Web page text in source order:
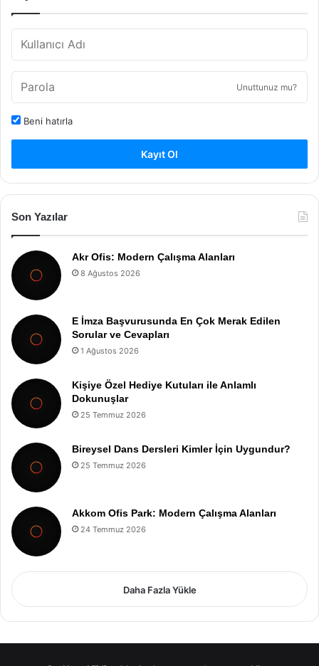
Unuttunuz mu?
Beni hatırla
Kayıt Ol
Son Yazılar
Akr Ofis: Modern Çalışma Alanları
8 Ağustos 2026
E İmza Başvurusunda En Çok Merak Edilen
Sorular ve Cevapları
1 Ağustos 2026
Kişiye Özel Hediye Kutuları ile Anlamlı
Dokunuşlar
25 Temmuz 2026
Bireysel Dans Dersleri Kimler İçin Uygundur?
25 Temmuz 2026
Akkom Ofis Park: Modern Çalışma Alanları
24 Temmuz 2026
Daha Fazla Yükle